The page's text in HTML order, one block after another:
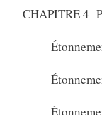
CHAPITRE 4